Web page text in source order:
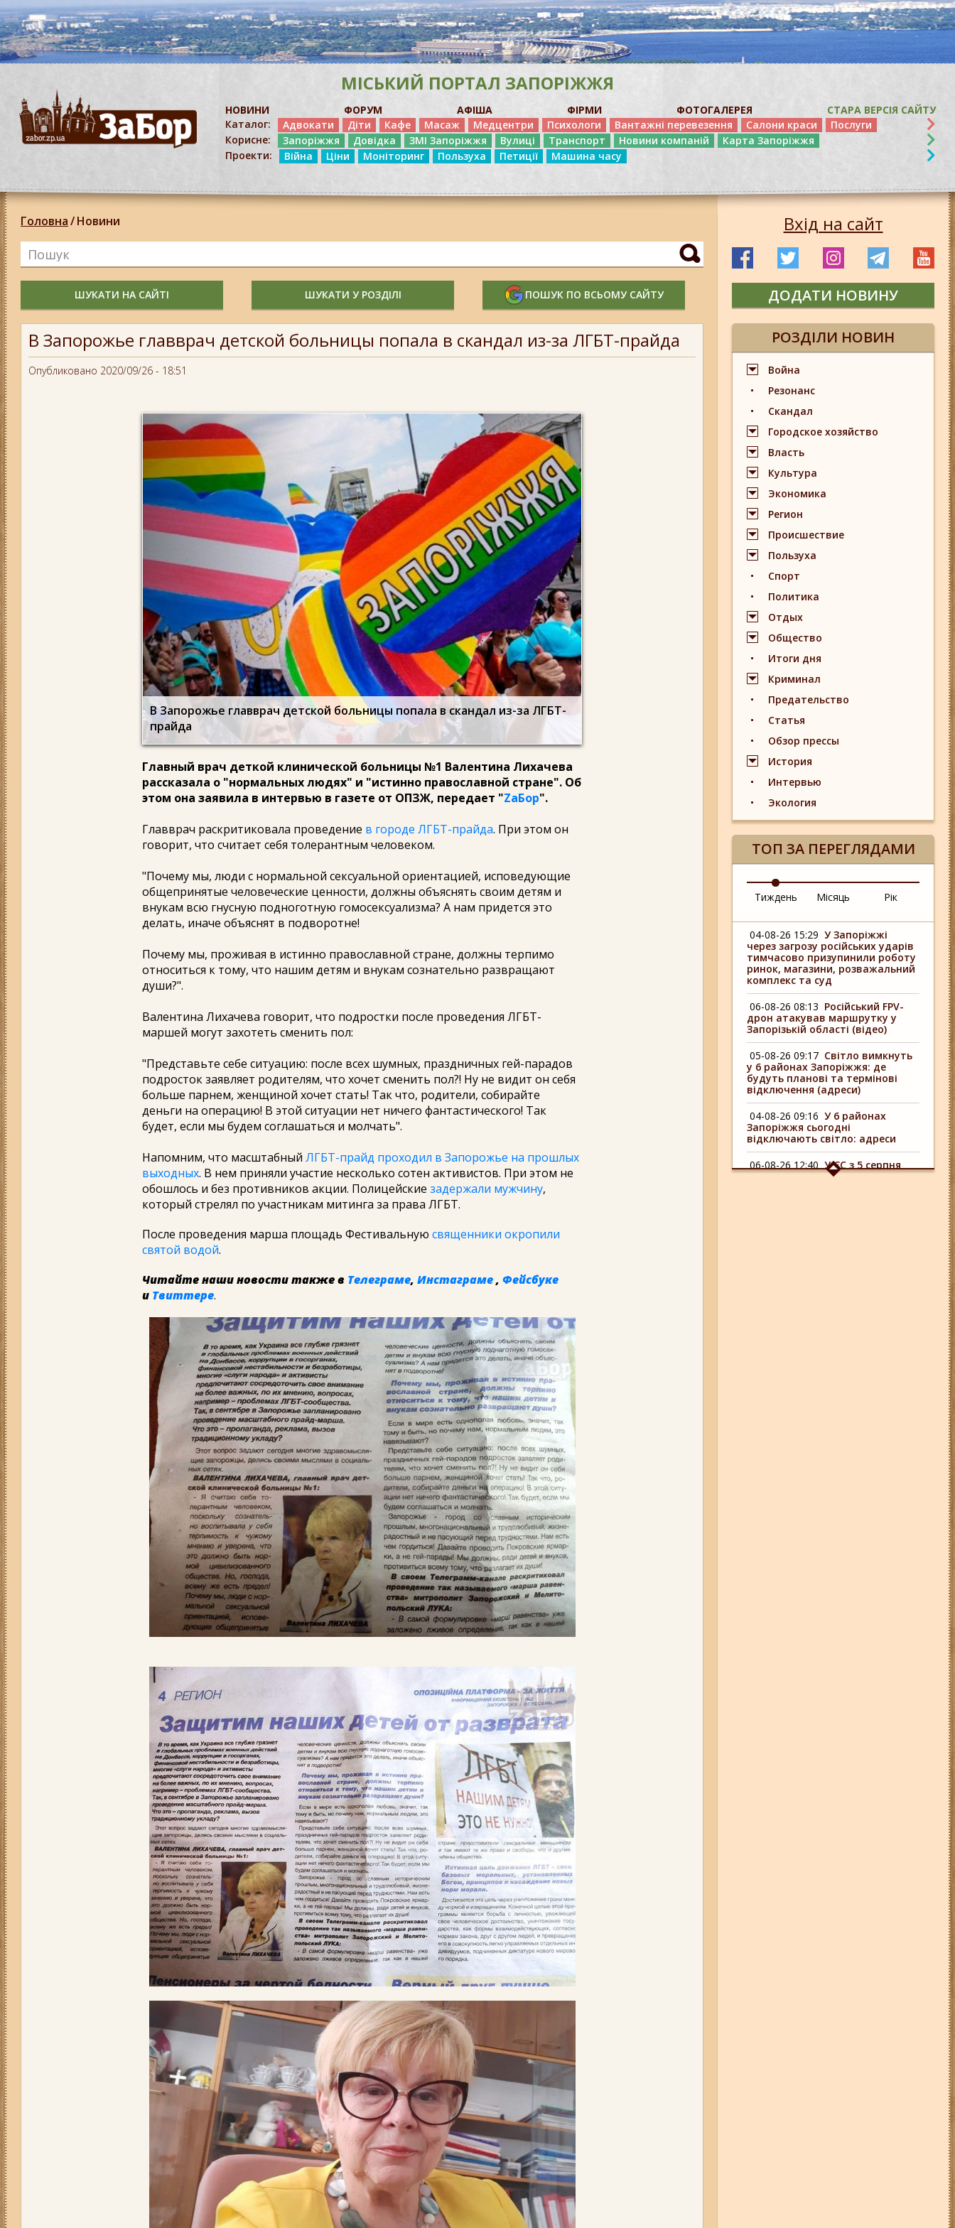
МІСЬКИЙ ПОРТАЛ ЗАПОРІЖЖЯ
НОВИНИ ФОРУМ АФІША ФІРМИ ФОТОГАЛЕРЕЯ
СТАРА ВЕРСІЯ САЙТУ
Каталог:
Адвокати Діти Кафе Масаж Медцентри Психологи Вантажні перевезення Салони краси
Послуги
Корисне:
Запоріжжя Довідка ЗМІ Запоріжжя Вулиці Транспорт Новини компаній
Карта Запоріжжя
Проекти:
Війна Ціни Моніторинг Пользуха Петиції Машина часу
Головна/Новини
ШУКАТИ НА САЙТІ ШУКАТИ У РОЗДІЛІ ПОШУК ПО ВСЬОМУ САЙТУ
В Запорожье главврач детской больницы попала в скандал из-за ЛГБТ-прайда
Опубликовано 2020/09/26 - 18:51
В Запорожье главврач детской больницы попала в скандал из-за ЛГБТ-
прайда
Главный врач деткой клинической больницы №1 Валентина Лихачева
рассказала о "нормальных людях" и "истинно православной стране". Об
этом она заявила в интервью в газете от ОПЗЖ, передает "ZаБор".
Главврач раскритиковала проведение в городе ЛГБТ-прайда. При этом он
говорит, что считает себя толерантным человеком.
"Почему мы, люди с нормальной сексуальной ориентацией, исповедующие
общепринятые человеческие ценности, должны объяснять своим детям и
внукам всю гнусную подноготную гомосексуализма? А нам придется это
делать, иначе объяснят в подворотне!
Почему мы, проживая в истинно православной стране, должны терпимо
относиться к тому, что нашим детям и внукам сознательно развращают
души?".
Валентина Лихачева говорит, что подростки после проведения ЛГБТ-
маршей могут захотеть сменить пол:
"Представьте себе ситуацию: после всех шумных, праздничных гей-парадов
подросток заявляет родителям, что хочет сменить пол?! Ну не видит он себя
больше парнем, женщиной хочет стать! Так что, родители, собирайте
деньги на операцию! В этой ситуации нет ничего фантастического! Так
будет, если мы будем соглашаться и молчать".
Напомним, что масштабный ЛГБТ-прайд проходил в Запорожье на прошлых
выходных. В нем приняли участие несколько сотен активистов. При этом не
обошлось и без противников акции. Полицейские задержали мужчину,
который стрелял по участникам митинга за права ЛГБТ.
После проведения марша площадь Фестивальную священники окропили
святой водой.
Читайте наши новости также в Телеграме, Инстаграме, Фейсбуке
и Твиттере.
Вхід на сайт
ДОДАТИ НОВИНУ
РОЗДІЛИ НОВИН
Война
Резонанс
Скандал
Городское хозяйство
Власть
Культура
Экономика
Регион
Происшествие
Пользуха
Спорт
Политика
Отдых
Общество
Итоги дня
Криминал
Предательство
Статья
Обзор прессы
История
Интервью
Экология
ТОП ЗА ПЕРЕГЛЯДАМИ
Тиждень Місяць Рік
04-08-26 15:29 У Запоріжжі
через загрозу російських ударів
тимчасово призупинили роботу
ринок, магазини, розважальний
комплекс та суд
06-08-26 08:13 Російський FPV-
дрон атакував маршрутку у
Запорізькій області (відео)
05-08-26 09:17 Світло вимкнуть
у 6 районах Запоріжжя: де
будуть планові та термінові
відключення (адреси)
04-08-26 09:16 У 6 районах
Запоріжжя сьогодні
відключають світло: адреси
06-08-26 12:40 У ЄС з 5 серпня
змінюють правила тимчасового